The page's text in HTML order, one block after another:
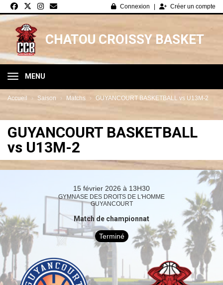
Connexion Créer un compte
CHATOU CROISSY BASKET
MENU
Accueil Saison Matchs GUYANCOURT BASKETBALL vs U13M-2
GUYANCOURT BASKETBALL
vs U13M-2
15 février 2026 à 13H30
GYMNASE DES DROITS DE L'HOMME
GUYANCOURT
Match de championnat
Terminé
Panneau de gestion des cookies